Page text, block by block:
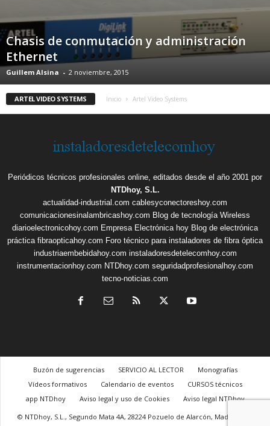
Chasis de conmutación y administración
Ethernet
Guillem Alsina - 2 noviembre, 2015
ARTEL VIDEO SYSTEMS Inicio Artel Video Systems
Periódicos técnicos profesionales online, editados desde el año 2001 por
NTDhoy, S.L.
actualidad-industrial.com cablesyconectoreshoy.com
comunicacionesinalambricashoy.com Blog de tecnología Wireless
diarioelectronicohoy.com Empresa Electrónica hoy Blog de electrónica
práctica fibraopticahoy.com Foro técnico para instaladores de fibra óptica
industriaembebidahoy.com instaladoresdetelecomhoy.com
instrumentacionhoy.com NTDhoy.com seguridadprofesionalhoy.com
tecno-noticias.com
Buzón de sugerencias SERVICIO AL LECTOR
Monografías
Vídeos formativos
Calendario de eventos
CURSOS técnicos
app NTDhoy
Aviso legal y uso de Cookies
Aviso legal NTDhoy
© NTDhoy, S.L., Segundo Mata 4A, 28224 Pozuelo de Alarcón, Madrid, +34